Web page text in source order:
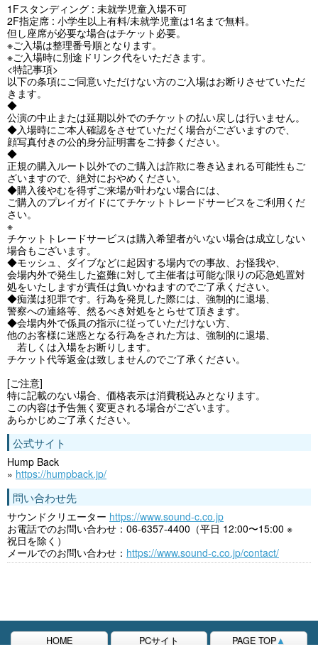
1Fスタンディング : 未就学児童入場不可
2F指定席 : 小学生以上有料/未就学児童は1名まで無料。
但し座席が必要な場合はチケット必要。
※ご入場は整理番号順となります。
※ご入場時に別途ドリンク代をいただきます。
<特記事項>
以下の条項にご同意いただけない方のご入場はお断りさせていただ
きます。
◆
公演の中止または延期以外でのチケットの払い戻しは行いません。
◆入場時にご本人確認をさせていただく場合がございますので、
顔写真付きの公的身分証明書をご持参ください。
◆
正規の購入ルート以外でのご購入は詐欺に巻き込まれる可能性もご
ざいますので、絶対におやめください。
◆購入後やむを得ずご来場が叶わない場合には、
ご購入のプレイガイドにてチケットトレードサービスをご利用くだ
さい。
※
チケットトレードサービスは購入希望者がいない場合は成立しない
場合もございます。
◆モッシュ、ダイブなどに起因する場内での事故、お怪我や、
会場内外で発生した盗難に対して主催者は可能な限りの応急処置対
処をいたしますが責任は負いかねますのでご了承ください。
◆痴漢は犯罪です。行為を発見した際には、強制的に退場、
警察への連絡等、然るべき対処をとらせて頂きます。
◆会場内外で係員の指示に従っていただけない方、
他のお客様に迷惑となる行為をされた方は、強制的に退場、
若しくは入場をお断りします。
チケット代等返金は致しませんのでご了承ください。
[ご注意]
特に記載のない場合、価格表示は消費税込みとなります。
この内容は予告無く変更される場合がございます。
あらかじめご了承ください。
公式サイト
Hump Back
» https://humpback.jp/
問い合わせ先
サウンドクリエーター https://www.sound-c.co.jp
お電話でのお問い合わせ：06-6357-4400（平日 12:00〜15:00 ※
祝日を除く）
メールでのお問い合わせ： https://www.sound-c.co.jp/contact/
HOME PCサイト PAGE TOP▲